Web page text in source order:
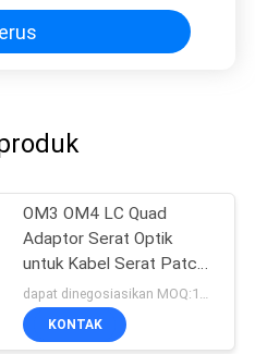
OM3 OM4 LC Quad
Adaptor Serat Optik
untuk Kabel Serat Patch,
Biru / Beige / Aqua
dapat dinegosiasikan MOQ:1000
KONTAK